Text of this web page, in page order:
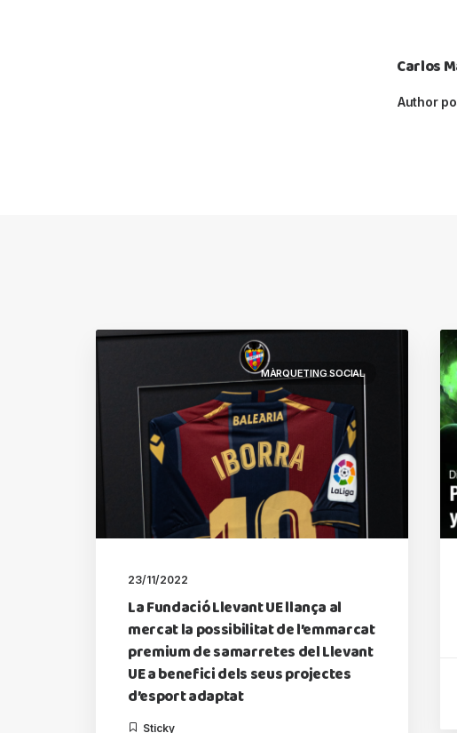
Carlos
Author
MÀRQUETING SOCIAL
23/11/2022
La Fundació Llevant UE llança al
mercat la possibilitat de l’emmarcat
premium de samarretes del Llevant
UE a benefici dels seus projectes
d’esport adaptat
Sticky